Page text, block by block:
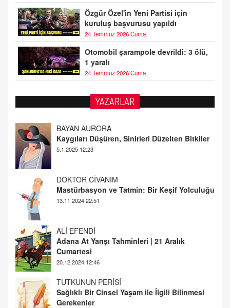
Özgür Özel'in Yeni Partisi için
kuruluş başvurusu yapıldı
24 Temmuz 2026 Cuma
Otomobil şarampole devrildi: 3 ölü,
1 yaralı
24 Temmuz 2026 Cuma
YAZARLAR
DOKTOR CİVANIM
Mastürbasyon ve Tatmin: Bir Keşif Yolculuğu
13.11.2024 22:51
ALİ EFENDİ
Adana At Yarışı Tahminleri | 21 Aralık
Cumartesi
TUTKUNUN PERİSİ
Sağlıklı Bir Cinsel Yaşam ile İlgili Bilinmesi
Gerekenler
08.11.2024 13:16
FARUK ÖNALAN
Tezkere Onaylanmasaydı…
2 Kasım 2021 Salı 00:11